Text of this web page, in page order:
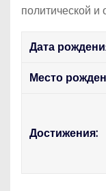
политической и
Дата
Место
Достижения: